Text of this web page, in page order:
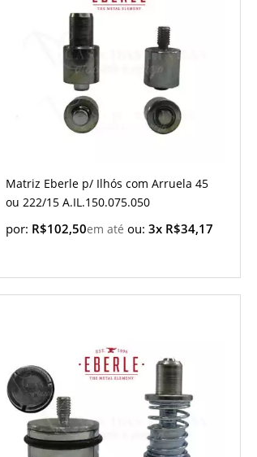
Matriz Eberle p/ Ilhós com Arruela 45
ou 222/15 A.IL.150.075.050
por: R$102,50 ou: 3x R$34,17